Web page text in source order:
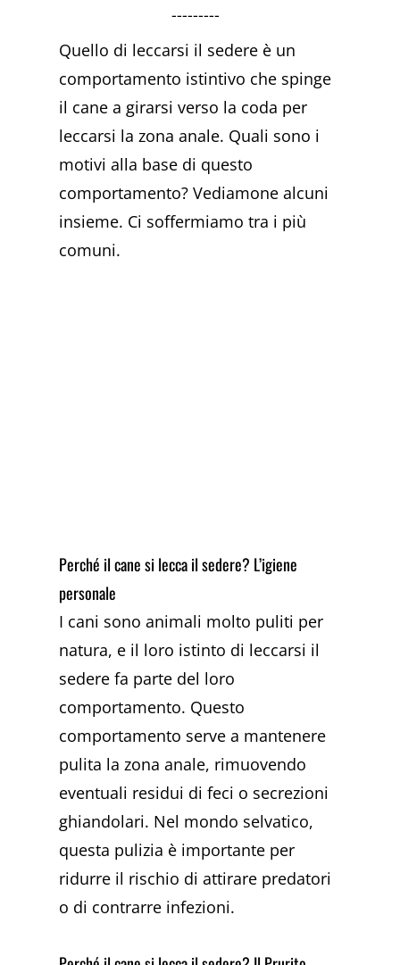
---------
Quello di leccarsi il sedere è un
comportamento istintivo che spinge
il cane a girarsi verso la coda per
leccarsi la zona anale. Quali sono i
motivi alla base di questo
comportamento? Vediamone alcuni
insieme. Ci soffermiamo tra i più
comuni.
Perché il cane si lecca il sedere? L’igiene
personale
I cani sono animali molto puliti per
natura, e il loro istinto di leccarsi il
sedere fa parte del loro
comportamento. Questo
comportamento serve a mantenere
pulita la zona anale, rimuovendo
eventuali residui di feci o secrezioni
ghiandolari. Nel mondo selvatico,
questa pulizia è importante per
ridurre il rischio di attirare predatori
o di contrarre infezioni.